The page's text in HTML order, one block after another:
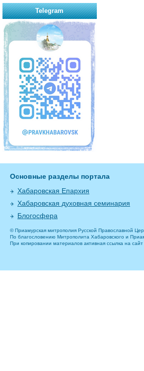
Telegram
Основные разделы портала
Хабаровская Епархия
Хабаровская духовная семинария
Блогосфера
© Приамурская митрополия Русской Православной
По благословению Митрополита Хабаровского и
При копировании материалов активная ссылка на сайт